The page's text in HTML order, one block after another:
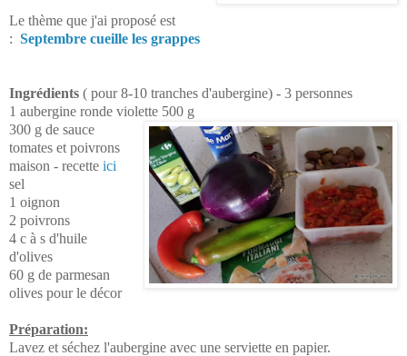
Le thème que j'ai proposé est
: Septembre cueille les grappes
Ingrédients ( pour 8-10 tranches d'aubergine) - 3 personnes
1 aubergine ronde violette 500 g
300 g de sauce
tomates et poivrons
maison - recette ici
sel
1 oignon
2 poivrons
4 c à s d'huile
d'olives
60 g de parmesan
olives pour le décor
Préparation:
Lavez et séchez l'aubergine avec une serviette en papier.